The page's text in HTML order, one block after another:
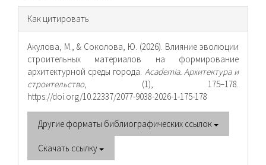
Информация
о статье
Как цитировать
Акулова, М., & Соколова, Ю. (2026). Влияние эволюции
строительных материалов на формирование
архитектурной среды города. Academia. Архитектура и
строительство, (1), 175–178.
https://doi.org/10.22337/2077-9038-2026-1-175-178
Другие форматы библиографических ссылок
Скачать ссылку